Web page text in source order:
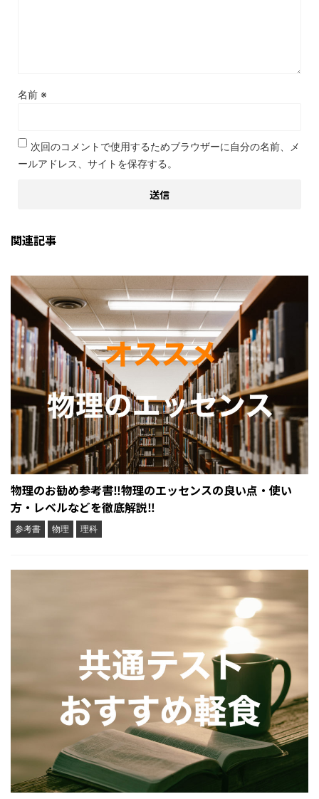
名前 ※
次回のコメントで使用するためブラウザーに自分の名前、メ
ールアドレス、サイトを保存する。
関連記事
物理のお勧め参考書‼︎物理のエッセンスの良い点・使い
方・レベルなどを徹底解説‼︎
参考書 物理 理科